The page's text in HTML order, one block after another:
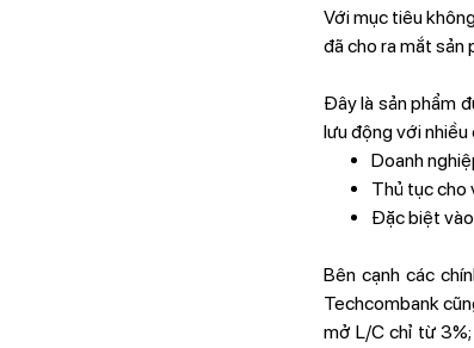
Với mục tiêu
đã cho ra mắt sản
Đây là sản phẩm
lưu động với nhiều
Doanh
Thủ tục cho
Đặc biệt vào
Bên cạnh các
Techcombank
mở L/C chỉ từ